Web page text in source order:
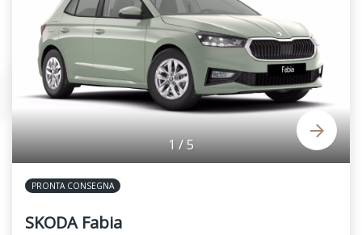
1/5
PRONTA CONSEGNA
SKODA Fabia